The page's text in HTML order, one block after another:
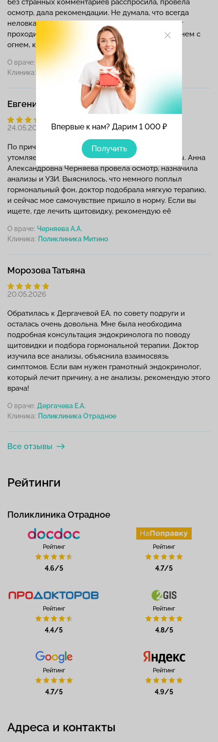
Впервые к нам? Дарим 1 000 ₽
Получить
осмотр, дала рекомендации. Не думала, что всегда
неловкая для меня женская консультация может
проходить так комфортно. Таких специалистов днем с
огнем, как говорится!
О враче:Блохина Е.С.
Клиника:
Евгения
24.05.2026
По причине резкого набора веса и постоянной
утомляемости я решила проверить свои гормоны. Анна
Александровна Черняева провела осмотр, назначила
анализы и УЗИ. Выяснилось, что немного поплыл
гормональный фон, доктор подобрала мягкую терапию,
и сейчас мое самочувствие пришло в норму. Если вы
ищете, где лечить щитовидку, рекомендую её
О враче: Черняева А.А.
Клиника:
Морозова Татьяна
20.05.2026
Обратилась к Дергачевой ЕА. по совету подруги и
осталась очень довольна. Мне была необходима
подробная консультация эндокринолога по поводу
щитовидки и подбора гормональной терапии. Доктор
изучила все анализы, объяснила взаимосвязь
симптомов. Если вам нужен грамотный эндокринолог,
который лечит причину, а не анализы, рекомендую этого
врача!
О враче: Дергачева Е.А.
Клиника:
Все отзывы
Рейтинги
Поликлиника Отрадное
Рейтинг
4.6/5
Рейтинг
4.7/5
Рейтинг
4.4/5
Рейтинг
4.8/5
Рейтинг
4.7/5
Рейтинг
4.9/5
Адреса и контакты